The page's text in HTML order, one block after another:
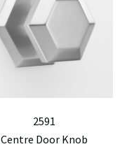
2591
Centre Door Knob